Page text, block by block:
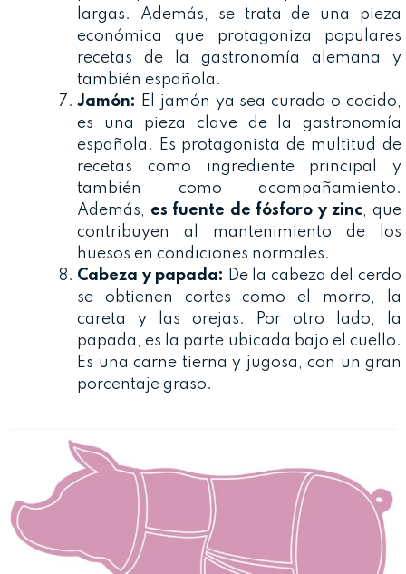
largas. Además, se trata de una pieza
económica que protagoniza populares
recetas de la gastronomía alemana y
también española.
Jamón:
El jamón ya sea curado o cocido,
es una pieza clave de la gastronomía
española. Es protagonista de multitud de
recetas como ingrediente principal y
también como acompañamiento.
Además, es fuente de fósforo y zinc , que
contribuyen al mantenimiento de los
huesos en condiciones normales.
Cabeza y papada: De la cabeza del cerdo
se obtienen cortes como el morro, la
careta y las orejas. Por otro lado, la
papada, es la parte ubicada bajo el cuello.
Es una carne tierna y jugosa, con un gran
porcentaje graso.